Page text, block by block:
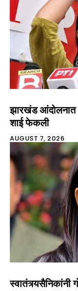
झारखंड आंदोलनात
शाई फेकली
AUGUST 7, 2026
स्वातंत्र्यसैनिकांनी